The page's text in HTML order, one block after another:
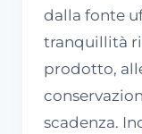
dalla fonte
tranquillità
prodotto,
scadenza.